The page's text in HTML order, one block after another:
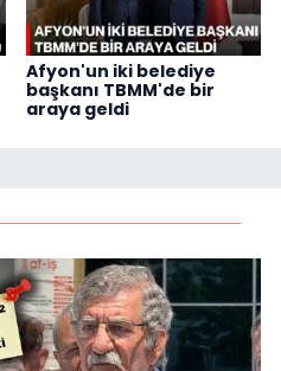
Afyon'un iki belediye
başkanı TBMM'de bir
araya geldi